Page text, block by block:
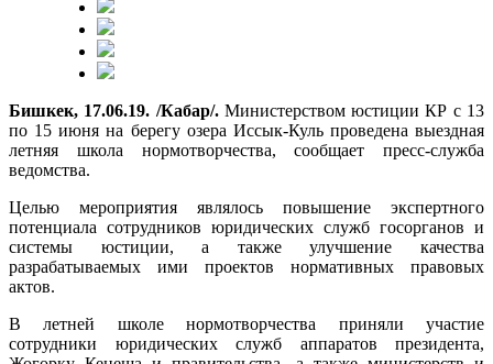
Бишкек, 17.06.19. /Кабар/.Министерством юстиции КР с 13
по 15 июня на берегу озера Иссык-Куль проведена выездная
летняя школа нормотворчества, сообщает пресс-служба
ведомства.
Целью мероприятия являлось повышение экспертного
потенциала сотрудников юридических служб госорганов и
системы юстиции, а также улучшение качества
разрабатываемых ими проектов нормативных правовых
актов.
В летней школе нормотворчества приняли участие
сотрудники юридических служб аппаратов президента,